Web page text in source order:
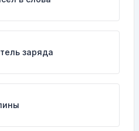
заряда